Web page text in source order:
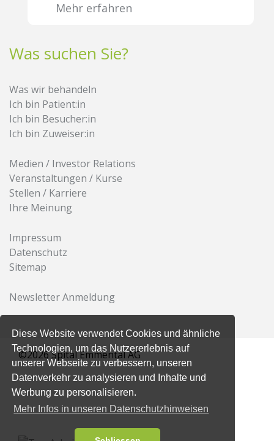
Diese Website verwendet Cookies und ähnliche
Technologien, um das Nutzererlebnis auf
unserer Webseite zu verbessern, unseren
Datenverkehr zu analysieren und Inhalte und
Werbung zu personalisieren.
Mehr Infos in unseren Datenschutzhinweisen
Mehr erfahren
Was suchen Sie?
Was wir behandeln
Ich bin Patient:in
Ich bin Besucher:in
Ich bin Zuweiser:in
Medien / Investor Relations
Veranstaltungen / Kurse
Stellen / Karriere
Ihre Meinung
Impressum
Datenschutz
Sitemap
Newsletter Anmeldung
©2026 Spital Emmental AG